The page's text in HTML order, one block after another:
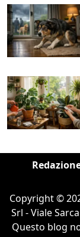
Copyright ©
Srl - Viale
Questo blog